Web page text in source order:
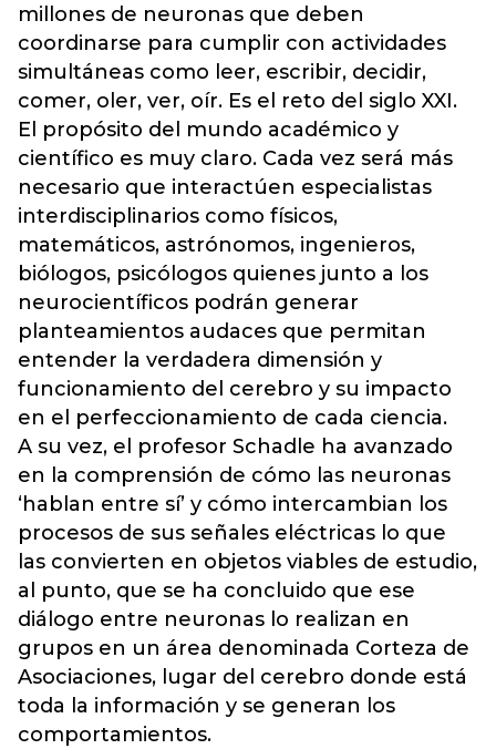
millones de neuronas que deben
coordinarse para cumplir con actividades
simultáneas como leer, escribir, decidir,
comer, oler, ver, oír. Es el reto del siglo XXI.
El propósito del mundo académico y
científico es muy claro. Cada vez será más
necesario que interactúen especialistas
interdisciplinarios como físicos,
matemáticos, astrónomos, ingenieros,
biólogos, psicólogos quienes junto a los
neurocientíficos podrán generar
planteamientos audaces que permitan
entender la verdadera dimensión y
funcionamiento del cerebro y su impacto
en el perfeccionamiento de cada ciencia.
A su vez, el profesor Schadle ha avanzado
en la comprensión de cómo las neuronas
‘hablan entre sí’ y cómo intercambian los
procesos de sus señales eléctricas lo que
las convierten en objetos viables de estudio,
al punto, que se ha concluido que ese
diálogo entre neuronas lo realizan en
grupos en un área denominada Corteza de
Asociaciones, lugar del cerebro donde está
toda la información y se generan los
comportamientos.